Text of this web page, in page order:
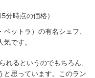
分時点の価格）
ットラ）の有名シェフ、
です。
れるというのでもちろん、
と思っています。このラン